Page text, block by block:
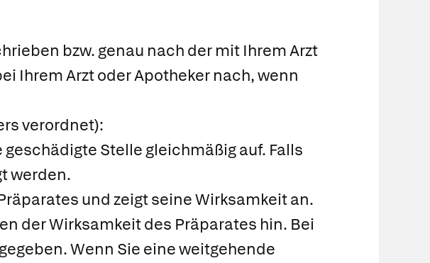
bzw. genau nach der mit Ihrem Arzt
Ihrem Arzt oder Apotheker nach, wenn
verordnet):
Stelle gleichmäßig auf. Falls
werden.
und zeigt seine Wirksamkeit an.
der Wirksamkeit des Präparates hin. Bei
Wenn Sie eine weitgehende